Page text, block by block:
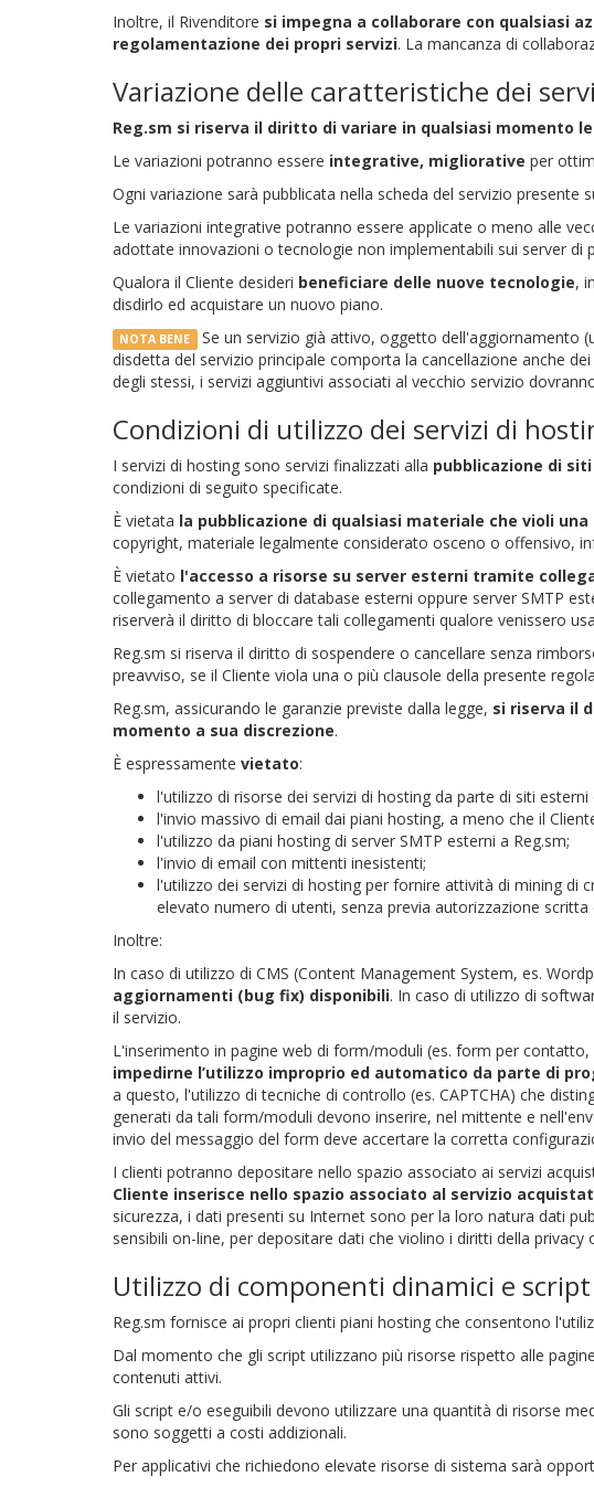
Inoltre, il Rivenditore si impegna a collaborare con qualsiasi
regolamentazione dei propri servizi. La mancanza di
Variazione delle caratteristiche dei
Reg.sm si riserva il diritto di variare in qualsiasi momento
Le variazioni potranno essere integrative, migliorative per
Ogni variazione sarà pubblicata nella scheda del servizio presente
Le variazioni integrative potranno essere applicate o meno alle
adottate innovazioni o tecnologie non implementabili sui server di
Qualora il Cliente desideri beneficiare delle nuove tecnologie,
disdirlo ed acquistare un nuovo piano.
NOTA BENE Se un servizio già attivo, oggetto dell'aggiornamento
disdetta del servizio principale comporta la cancellazione anche
degli stessi, i servizi aggiuntivi associati al vecchio servizio
Condizioni di utilizzo dei servizi di
I servizi di hosting sono servizi finalizzati alla pubblicazione di
condizioni di seguito specificate.
È vietata la pubblicazione di qualsiasi materiale che violi
copyright, materiale legalmente considerato osceno o offensivo,
È vietato l'accesso a risorse su server esterni tramite
collegamento a server di database esterni oppure server SMTP
riserverà il diritto di bloccare tali collegamenti qualore venissero
Reg.sm si riserva il diritto di sospendere o cancellare senza
preavviso, se il Cliente viola una o più clausole della presente
Reg.sm, assicurando le garanzie previste dalla legge, si riserva il
momento a sua discrezione.
È espressamente vietato:
l'utilizzo di risorse dei servizi di hosting da parte di siti
l'invio massivo di email dai piani hosting, a meno che il
l'utilizzo da piani hosting di server SMTP esterni a Reg.sm;
l'invio di email con mittenti inesistenti;
l'utilizzo dei servizi di hosting per fornire attività di mining di
elevato numero di utenti, senza previa autorizzazione scritta
Inoltre:
In caso di utilizzo di CMS (Content Management System, es.
aggiornamenti (bug fix) disponibili. In caso di utilizzo di
il servizio.
L'inserimento in pagine web di form/moduli (es. form per
impedirne l’utilizzo improprio ed automatico da parte di
a questo, l'utilizzo di tecniche di controllo (es. CAPTCHA) che
generati da tali form/moduli devono inserire, nel mittente e
invio del messaggio del form deve accertare la corretta
I clienti potranno depositare nello spazio associato ai servizi
Cliente inserisce nello spazio associato al servizio
sicurezza, i dati presenti su Internet sono per la loro natura dati
sensibili on-line, per depositare dati che violino i diritti della privacy
Utilizzo di componenti dinamici e script
Reg.sm fornisce ai propri clienti piani hosting che consentono
Dal momento che gli script utilizzano più risorse rispetto alle
contenuti attivi.
Gli script e/o eseguibili devono utilizzare una quantità di risorse
sono soggetti a costi addizionali.
Per applicativi che richiedono elevate risorse di sistema sarà